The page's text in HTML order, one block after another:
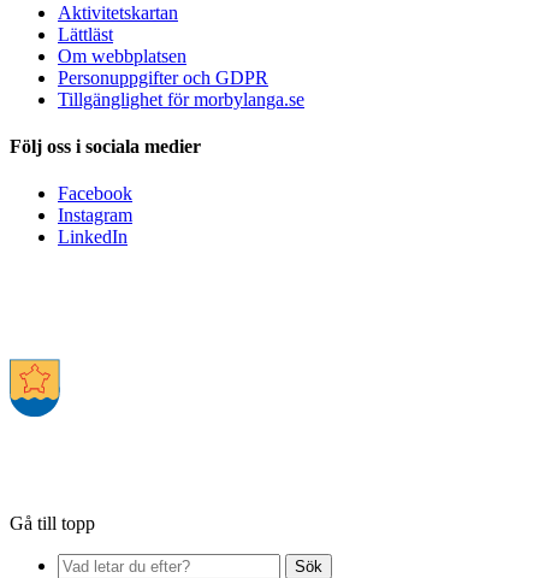
Aktivitetskartan
Lättläst
Om webbplatsen
Personuppgifter och GDPR
Tillgänglighet för morbylanga.se
Följ oss i sociala medier
Facebook
Instagram
LinkedIn
Gå till topp
Sök